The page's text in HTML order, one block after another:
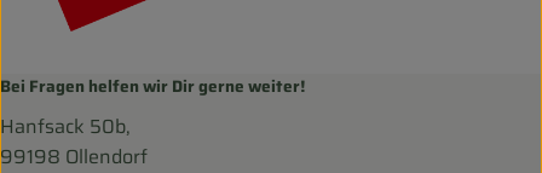
Bei Fragen helfen wir Dir gerne weiter!
Hanfsack 50b,
99198 Ollendorf